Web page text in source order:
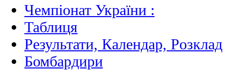
Чемпіонат України :
Таблиця
Результати, Календар, Poзклад
Бомбардири